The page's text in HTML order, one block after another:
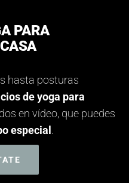
PARA
hasta posturas
de yoga para
en vídeo, que puedes
especial